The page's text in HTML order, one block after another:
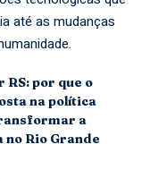
até as mudanças
RS: por que o
na política
a
Rio Grande